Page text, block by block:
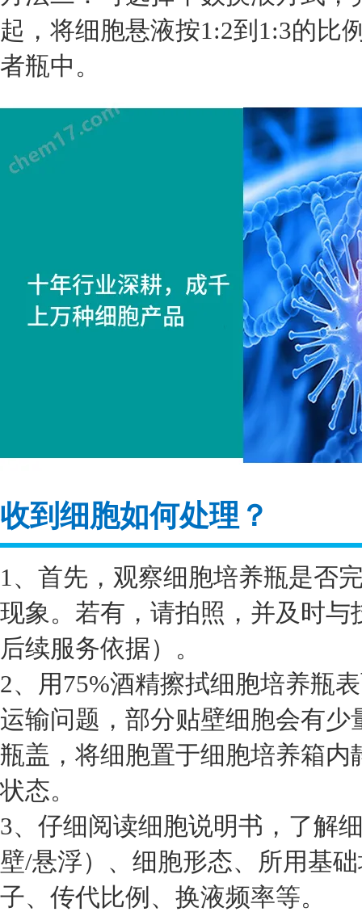
起，将细胞悬液按1:2到1:3的比
者瓶中。
收到细胞如何处理？
1、首先，观察细胞培养瓶是否
现象。若有，请拍照，并及时
后续服务依据）。
2、用75%酒精擦拭细胞培养瓶
运输问题，部分贴壁细胞会有
瓶盖，将细胞置于细胞培养箱
状态。
3、仔细阅读细胞说明书，了解
壁/悬浮）、细胞形态、所用基
子、传代比例、换液频率等。